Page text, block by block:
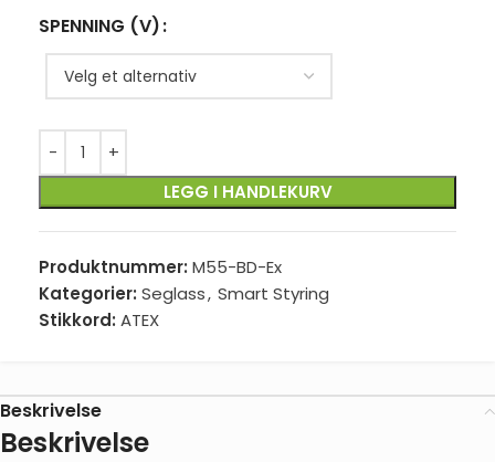
SPENNING (V)
LEGG I HANDLEKURV
Produktnummer: M55-BD-Ex
Kategorier: Seglass, Smart Styring
Stikkord: ATEX
Beskrivelse
Beskrivelse